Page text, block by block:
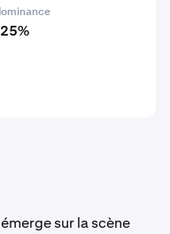
sur la scène